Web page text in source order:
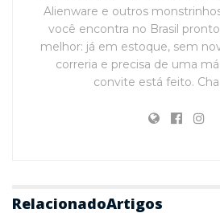
Alienware e outros
você encontra no Brasil
melhor: já em estoque, sem
correria e precisa de uma
convite está feito.
RelacionadoArtigos